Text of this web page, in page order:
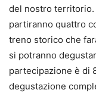
del nostro territorio.
partiranno quattro
treno storico che
si potranno
partecipazione è di
degustazione